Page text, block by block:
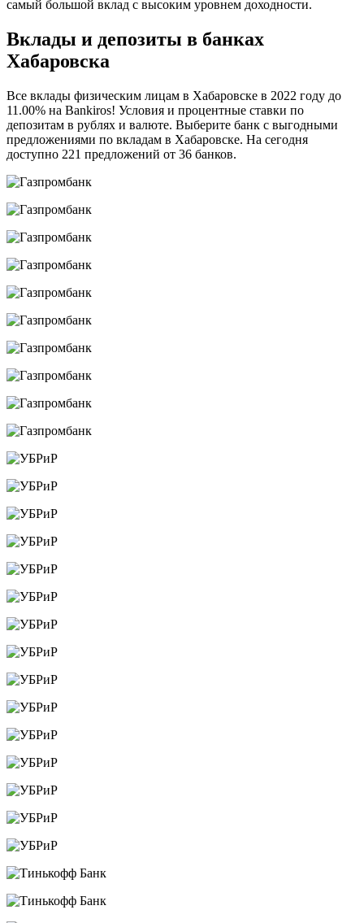
самый большой вклад с высоким уровнем доходности.
Вклады и депозиты в банках
Хабаровска
Все вклады физическим лицам в Хабаровске в 2022 году до
11.00% на Bankiros! Условия и процентные ставки по
депозитам в рублях и валюте. Выберите банк с выгодными
предложениями по вкладам в Хабаровске. На сегодня
доступно 221 предложений от 36 банков.